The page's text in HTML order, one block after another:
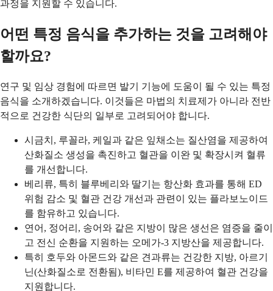
과정을 지원할 수 있습니다.
어떤 특정 음식을 추가하는 것을 고려해야
할까요?
연구 및 임상 경험에 따르면 발기 기능에 도움이 될 수 있는 특정
음식을 소개하겠습니다. 이것들은 마법의 치료제가 아니라 전반
적으로 건강한 식단의 일부로 고려되어야 합니다.
시금치, 루꼴라, 케일과 같은 잎채소는 질산염을 제공하여
산화질소 생성을 촉진하고 혈관을 이완 및 확장시켜 혈류
를 개선합니다.
베리류, 특히 블루베리와 딸기는 항산화 효과를 통해 ED
위험 감소 및 혈관 건강 개선과 관련이 있는 플라보노이드
를 함유하고 있습니다.
연어, 정어리, 송어와 같은 지방이 많은 생선은 염증을 줄이
고 전신 순환을 지원하는 오메가-3 지방산을 제공합니다.
특히 호두와 아몬드와 같은 견과류는 건강한 지방, 아르기
닌(산화질소로 전환됨), 비타민 E를 제공하여 혈관 건강을
지원합니다.